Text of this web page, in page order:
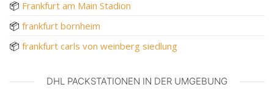
📦 Frankfurt am Main Stadion
📦 frankfurt bornheim
📦 frankfurt carls von weinberg siedlung
DHL PACKSTATIONEN IN DER UMGEBUNG